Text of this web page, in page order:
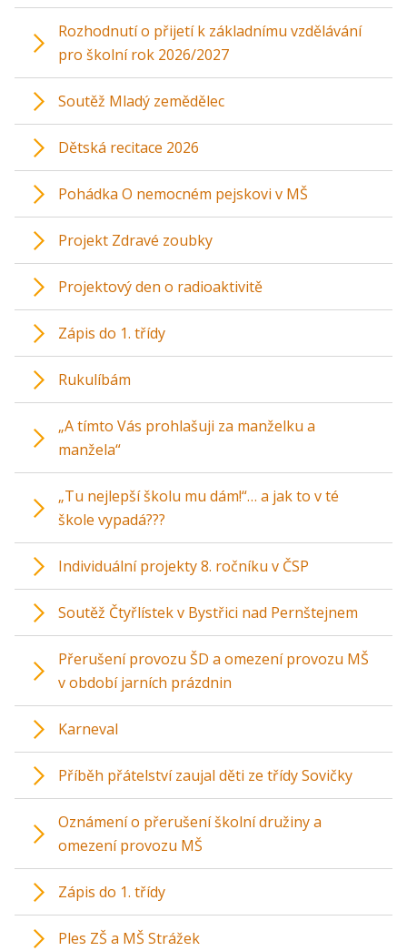
Rozhodnutí o přijetí k základnímu vzdělávání
pro školní rok 2026/2027
Soutěž Mladý zemědělec
Dětská recitace 2026
Pohádka O nemocném pejskovi v MŠ
Projekt Zdravé zoubky
Projektový den o radioaktivitě
Zápis do 1. třídy
Rukulíbám
„A tímto Vás prohlašuji za manželku a
manžela“
„Tu nejlepší školu mu dám!“… a jak to v té
škole vypadá???
Individuální projekty 8. ročníku v ČSP
Soutěž Čtyřlístek v Bystřici nad Pernštejnem
Přerušení provozu ŠD a omezení provozu MŠ
v období jarních prázdnin
Karneval
Příběh přátelství zaujal děti ze třídy Sovičky
Oznámení o přerušení školní družiny a
omezení provozu MŠ
Zápis do 1. třídy
Ples ZŠ a MŠ Strážek